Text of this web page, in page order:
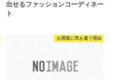
出せるファッションコーディネー
ト
お洒落に気を遣う理由